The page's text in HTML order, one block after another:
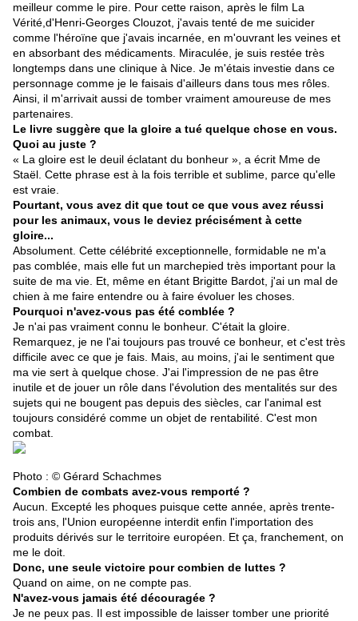
meilleur comme le pire. Pour cette raison, après le film La
Vérité,d'Henri-Georges Clouzot, j'avais tenté de me suicider
comme l'héroïne que j'avais incarnée, en m'ouvrant les veines et
en absorbant des médicaments. Miraculée, je suis restée très
longtemps dans une clinique à Nice. Je m'étais investie dans ce
personnage comme je le faisais d'ailleurs dans tous mes rôles.
Ainsi, il m'arrivait aussi de tomber vraiment amoureuse de mes
partenaires.
Le livre suggère que la gloire a tué quelque chose en vous.
Quoi au juste ?
« La gloire est le deuil éclatant du bonheur », a écrit Mme de
Staël. Cette phrase est à la fois terrible et sublime, parce qu'elle
est vraie.
Pourtant, vous avez dit que tout ce que vous avez réussi
pour les animaux, vous le deviez précisément à cette
gloire...
Absolument. Cette célébrité exceptionnelle, formidable ne m'a
pas comblée, mais elle fut un marchepied très important pour la
suite de ma vie. Et, même en étant Brigitte Bardot, j'ai un mal de
chien à me faire entendre ou à faire évoluer les choses.
Pourquoi n'avez-vous pas été comblée ?
Je n'ai pas vraiment connu le bonheur. C'était la gloire.
Remarquez, je ne l'ai toujours pas trouvé ce bonheur, et c'est très
difficile avec ce que je fais. Mais, au moins, j'ai le sentiment que
ma vie sert à quelque chose. J'ai l'impression de ne pas être
inutile et de jouer un rôle dans l'évolution des mentalités sur des
sujets qui ne bougent pas depuis des siècles, car l'animal est
toujours considéré comme un objet de rentabilité. C'est mon
combat.
Photo : © Gérard Schachmes
Combien de combats avez-vous remporté ?
Aucun. Excepté les phoques puisque cette année, après trente-
trois ans, l'Union européenne interdit enfin l'importation des
produits dérivés sur le territoire européen. Et ça, franchement, on
me le doit.
Donc, une seule victoire pour combien de luttes ?
Quand on aime, on ne compte pas.
N'avez-vous jamais été découragée ?
Je ne peux pas. Il est impossible de laisser tomber une priorité